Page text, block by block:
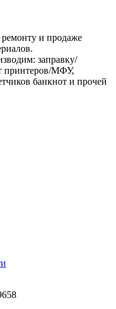
и продаже
заправку/
принтеров/МФУ,
банкнот и прочей